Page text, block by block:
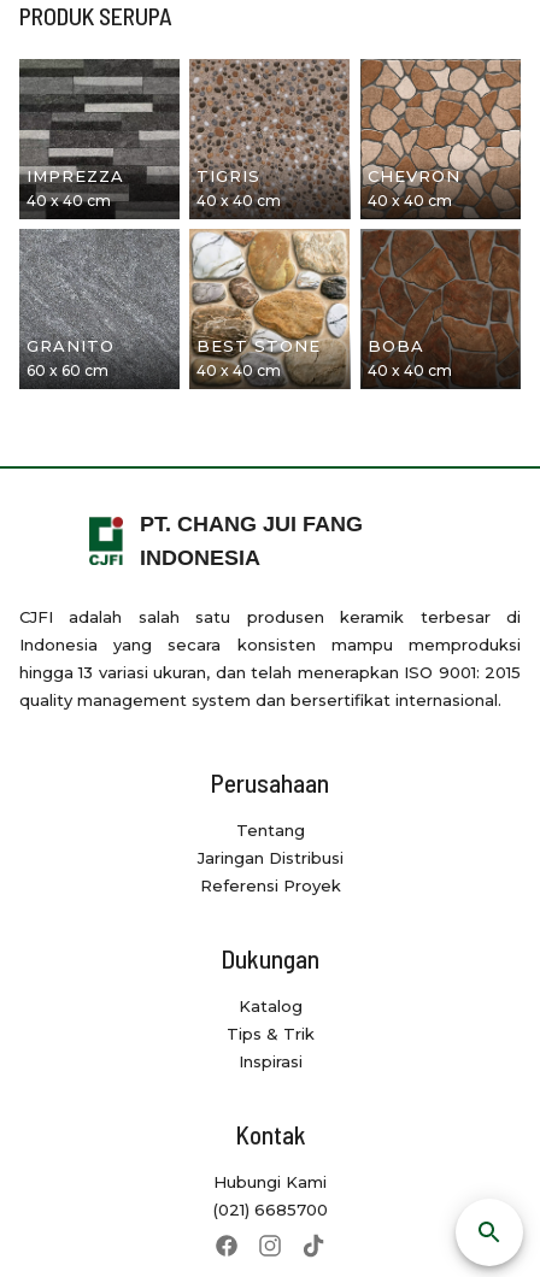
PRODUK SERUPA
IMPREZZA
40 x 40 cm
TIGRIS
40 x 40 cm
CHEVRON
40 x 40 cm
GRANITO
60 x 60 cm
BEST STONE
40 x 40 cm
BOBA
40 x 40 cm
PT. CHANG JUI FANG
INDONESIA
CJFI adalah salah satu produsen keramik terbesar di
Indonesia yang secara konsisten mampu memproduksi
hingga 13 variasi ukuran, dan telah menerapkan ISO 9001: 2015
quality management system dan bersertifikat internasional.
Perusahaan
Tentang
Jaringan Distribusi
Referensi Proyek
Dukungan
Katalog
Tips & Trik
Inspirasi
Kontak
Hubungi Kami
(021) 6685700